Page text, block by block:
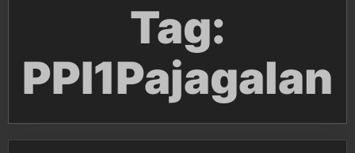
Tag:
PPI1Pajagalan